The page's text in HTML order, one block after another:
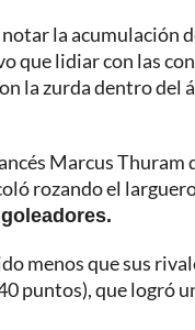
la acumulación
que lidiar con las
la zurda dentro
Marcus Thuram
rozando el
menos que sus
puntos), que logró